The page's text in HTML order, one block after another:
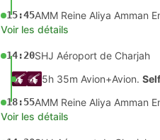
15:45AMM Reine Aliya Amman
Voir les détails
14:20SHJ Aéroport de Charjah
5h 35m Avion+Avion.
18:55AMM Reine Aliya Amman
Voir les détails